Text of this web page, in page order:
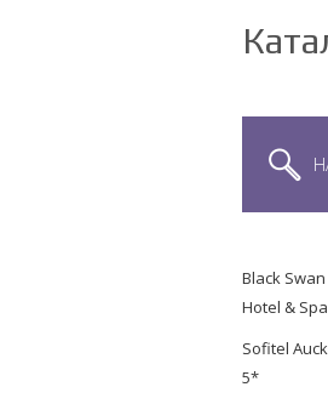
Black
Hotel &
Sofitel
5*